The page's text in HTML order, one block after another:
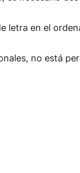
letra en el
no está